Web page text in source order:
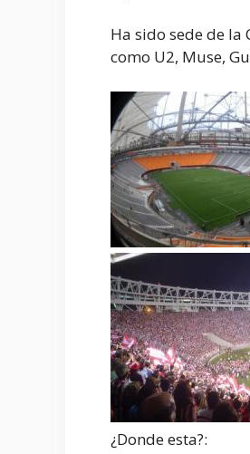
Ha sido sede de la
como U2, Muse,
¿Donde esta?: